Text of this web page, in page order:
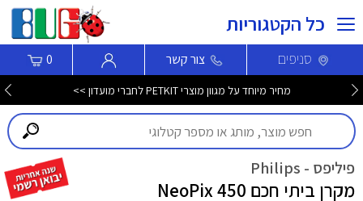
כל הקטגוריות
סניפים צור קשר 0
מחיר מיוחד על מגוון מוצרי PETKIT לחברי מועדון >>
פיליפס - Philips
מקרן ביתי חכם NeoPix 450